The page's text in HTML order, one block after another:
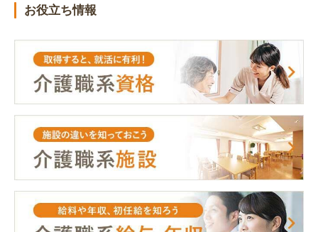
お役立ち情報